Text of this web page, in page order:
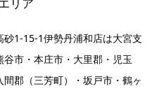
リア
1-15-1伊勢丹浦和店は大宮支
市・本庄市・大里郡・児玉
郡（三芳町）・坂戸市・鶴ヶ